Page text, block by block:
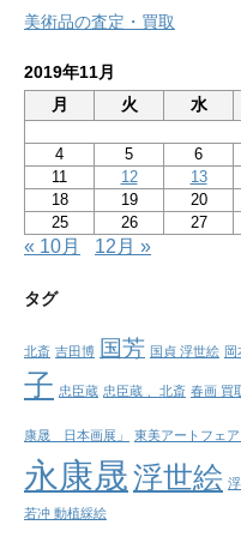
美術品の査定・買取
2019年11月
月
火 水
4
5 6
11
12 13
18
19 20
25
26 27
« 10月 12月 »
タグ
北斎 吉田博 国芳 国貞 浮世絵
子 忠臣蔵 忠臣蔵 、北斎 春画 買
康晟 日本画展」 東美アートフェ
永康晟浮世絵
若冲 動植綵絵